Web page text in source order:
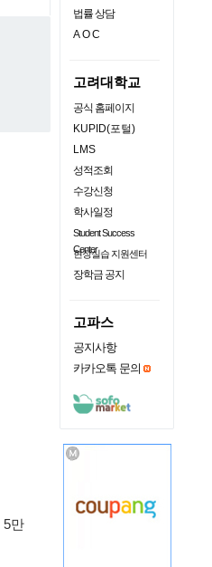
5만
법률 상담
AOC
고려대학교
공식 홈페이지
KUPID(포털)
LMS
성적조회
수강신청
학사일정
Student Success
Center
현장실습 지원센터
장학금 공지
고파스
공지사항
카카오톡 문의